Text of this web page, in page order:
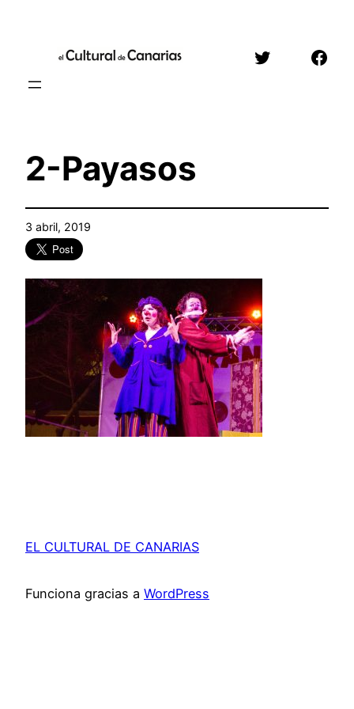
contenido
Twitter
2-Payasos
3 abril, 2019
EL CULTURAL DE CANARIAS
Funciona gracias a WordPress